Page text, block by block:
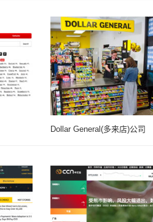
Dollar General(多来店)公司